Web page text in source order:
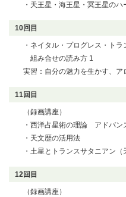
・天王星・海王星・冥王星のハ
10回目
・ネイタル・プログレス・トラ
組み合せの読み方 1
実習：自分の魅力を生かす、ア
11回目
（録画講座）
・西洋占星術の理論 アドバン
・天文歴の活用法
・土星とトランスサタニアン
12回目
（録画講座）